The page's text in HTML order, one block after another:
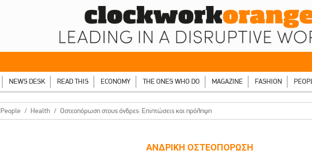
NEWS DESK READ THIS ECONOMY THE ONES WHO DO MAGAZINE FASHION
People Health Οστεοπόρωση στους άνδρες: Επιπτώσεις και πρόληψη
ΑΝΔΡΙΚΗ ΟΣΤΕΟΠΟΡΩΣΗ